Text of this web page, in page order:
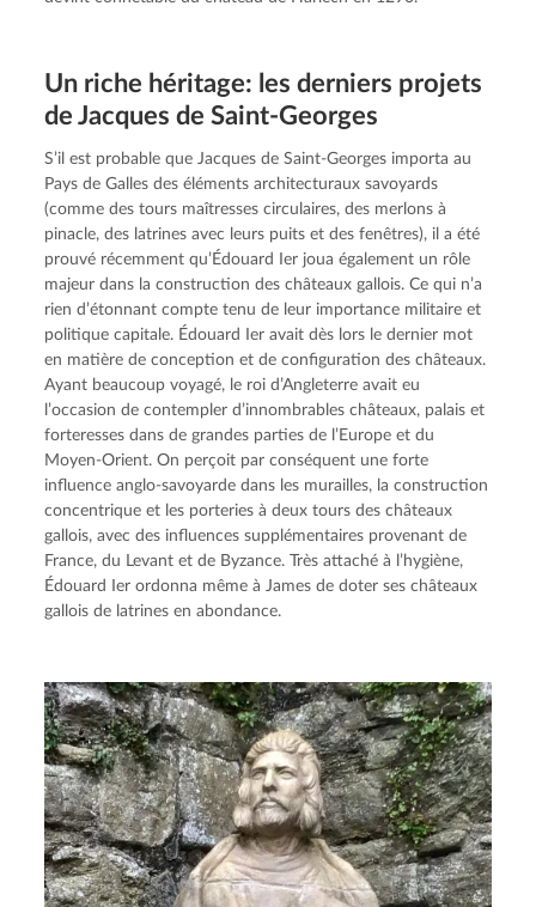
Un riche héritage: les derniers projets
de Jacques de Saint-Georges
S’il est probable que Jacques de Saint-Georges importa au
Pays de Galles des éléments architecturaux savoyards
(comme des tours maîtresses circulaires, des merlons à
pinacle, des latrines avec leurs puits et des fenêtres), il a été
prouvé récemment qu’Édouard Ier joua également un rôle
majeur dans la construction des châteaux gallois. Ce qui n’a
rien d’étonnant compte tenu de leur importance militaire et
politique capitale. Édouard Ier avait dès lors le dernier mot
en matière de conception et de configuration des châteaux.
Ayant beaucoup voyagé, le roi d’Angleterre avait eu
l’occasion de contempler d’innombrables châteaux, palais et
forteresses dans de grandes parties de l’Europe et du
Moyen-Orient. On perçoit par conséquent une forte
influence anglo-savoyarde dans les murailles, la construction
concentrique et les porteries à deux tours des châteaux
gallois, avec des influences supplémentaires provenant de
France, du Levant et de Byzance. Très attaché à l’hygiène,
Édouard Ier ordonna même à James de doter ses châteaux
gallois de latrines en abondance.